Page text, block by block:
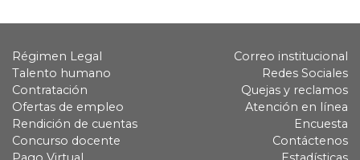
Régimen Legal
Talento humano
Contratación
Ofertas de empleo
Rendición de cuentas
Concurso docente
Correo institucional
Redes Sociales
Quejas y reclamos
Atención en línea
Encuesta
Contáctenos